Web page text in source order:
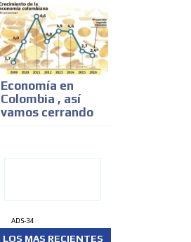
Economía en
Colombia , así
vamos cerrando
ADS-34
LOS MAS RECIENTES